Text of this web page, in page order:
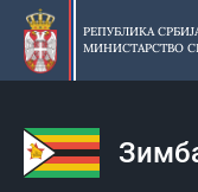
Прескочи
главни
део
РЕПУБЛИКА
МИНИСТАРСТВО